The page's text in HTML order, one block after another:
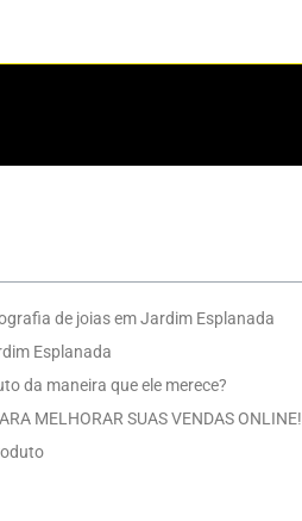
de joias em Jardim Esplanada
Esplanada
da maneira que ele merece?
MELHORAR SUAS VENDAS ONLINE!